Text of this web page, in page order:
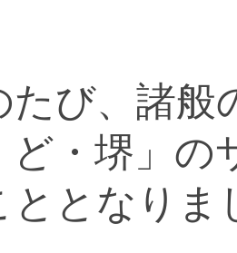
たび、諸般
ど・堺」の
ととなりま